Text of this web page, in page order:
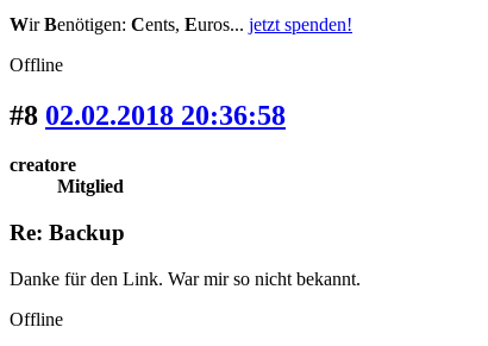
WirBenötigen: Cents, Euros... jetzt spenden!
Offline
#8 02.02.2018 20:36:58
creatore
Mitglied
Re: Backup
Danke für den Link. War mir so nicht bekannt.
Offline